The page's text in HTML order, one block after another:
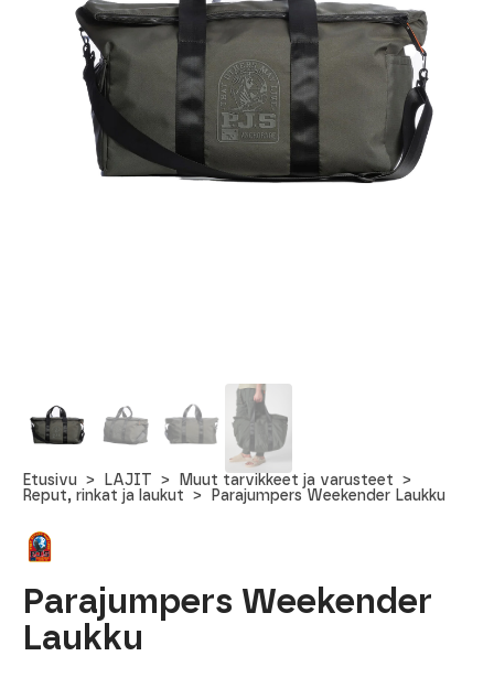
Etusivu LAJIT
Muut tarvikkeet ja varusteet
Reput, rinkat ja laukut
Parajumpers Weekender Laukku
Parajumpers Weekender
Laukku